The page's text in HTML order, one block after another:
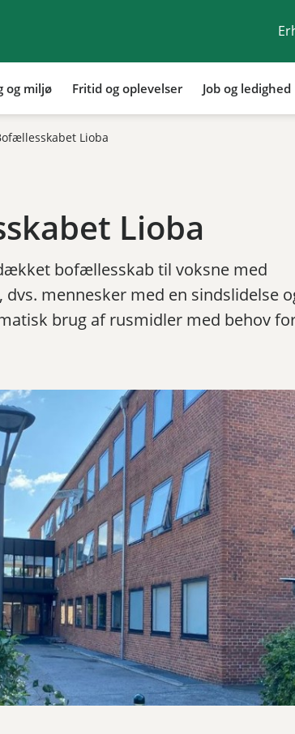
og miljø Fritid og oplevelser Job og ledighed
Lioba
Lioba
bofællesskab til voksne med
dvs. mennesker med en sindslidelse
brug af rusmidler med behov